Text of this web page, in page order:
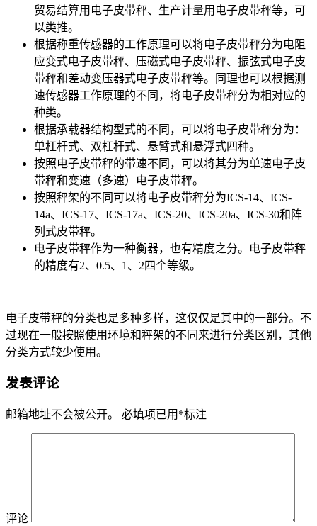
贸易结算用电子皮带秤、生产计量用电子皮带秤等，可
以类推。
根据称重传感器的工作原理可以将电子皮带秤分为电阻
应变式电子皮带秤、压磁式电子皮带秤、振弦式电子皮
带秤和差动变压器式电子皮带秤等。同理也可以根据测
速传感器工作原理的不同，将电子皮带秤分为相对应的
种类。
根据承载器结构型式的不同，可以将电子皮带秤分为：
单杠杆式、双杠杆式、悬臂式和悬浮式四种。
按照电子皮带秤的带速不同，可以将其分为单速电子皮
带秤和变速（多速）电子皮带秤。
按照秤架的不同可以将电子皮带秤分为ICS-14、ICS-
14a、ICS-17、ICS-17a、ICS-20、ICS-20a、ICS-30和阵
列式皮带秤。
电子皮带秤作为一种衡器，也有精度之分。电子皮带秤
的精度有2、0.5、1、2四个等级。
电子皮带秤的分类也是多种多样，这仅仅是其中的一部分。不
过现在一般按照使用环境和秤架的不同来进行分类区别，其他
分类方式较少使用。
发表评论
邮箱地址不会被公开。 必填项已用 *标注
评论